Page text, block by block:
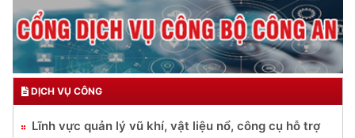
DỊCH VỤ CÔNG
Lĩnh vực quản lý vũ khí, vật liệu nổ, công cụ hỗ trợ